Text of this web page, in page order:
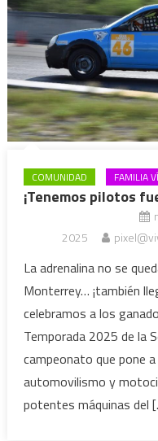
COMUNIDAD FAMILIA
¡Tenemos pilotos
2025
La adrenalina no se
Monterrey… ¡también
celebramos a los
Temporada 2025 de la
campeonato que pone
automovilismo y
potentes máquinas del